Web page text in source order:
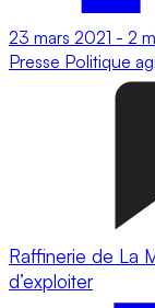
23 mars 2021 - 2
Presse Politique
Raffinerie de La
d’exploiter